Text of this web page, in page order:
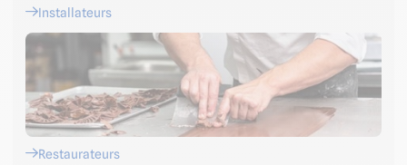
Installateurs
Restaurateurs